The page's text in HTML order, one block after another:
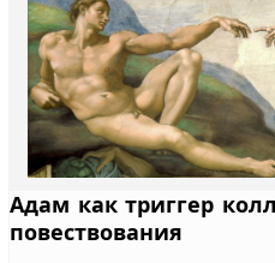
Адам как триггер
повествования